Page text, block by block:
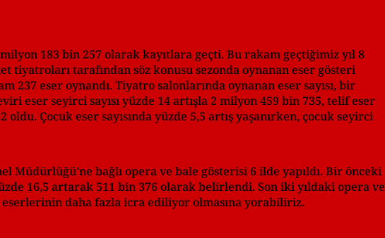
183 bin 257 olarak kayıtlara geçti. Bu rakam geçtiğimiz yıl 8
tiyatroları tarafından söz konusu sezonda oynanan eser gösteri
237 eser oynandı. Tiyatro salonlarında oynanan eser sayısı, bir
eser seyirci sayısı yüzde 14 artışla 2 milyon 459 bin 735, telif eser
Çocuk eser sayısında yüzde 5,5 artış yaşanırken, çocuk seyirci
Müdürlüğü’ne bağlı opera ve bale gösterisi 6 ilde yapıldı. Bir önceki
16,5 artarak 511 bin 376 olarak belirlendi. Son iki yıldaki opera ve
daha fazla icra ediliyor olmasına yorabiliriz.